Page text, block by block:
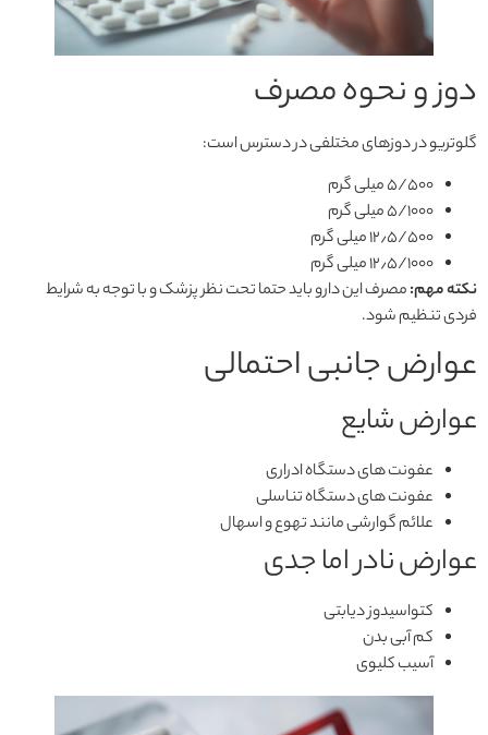
دوز و نحوه مصرف
گلوتریو در دوزهای مختلفی در دسترس است:
۵/۵۰۰ میلی گرم
۵/۱۰۰۰ میلی گرم
۱۲٫۵/۵۰۰ میلی گرم
۱۲٫۵/۱۰۰۰ میلی گرم
نکته مهم:مصرف این دارو باید حتما تحت نظر پزشک و با توجه به شرایط
فردی تنظیم شود.
عوارض جانبی احتمالی
عوارض شایع
عفونت های دستگاه ادراری
عفونت های دستگاه تناسلی
علائم گوارشی مانند تهوع و اسهال
عوارض نادر اما جدی
کتواسیدوز دیابتی
کم آبی بدن
آسیب کلیوی